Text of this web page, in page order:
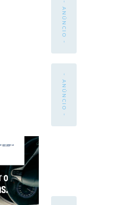
- ANÚNCIO -
- ANÚNCIO -